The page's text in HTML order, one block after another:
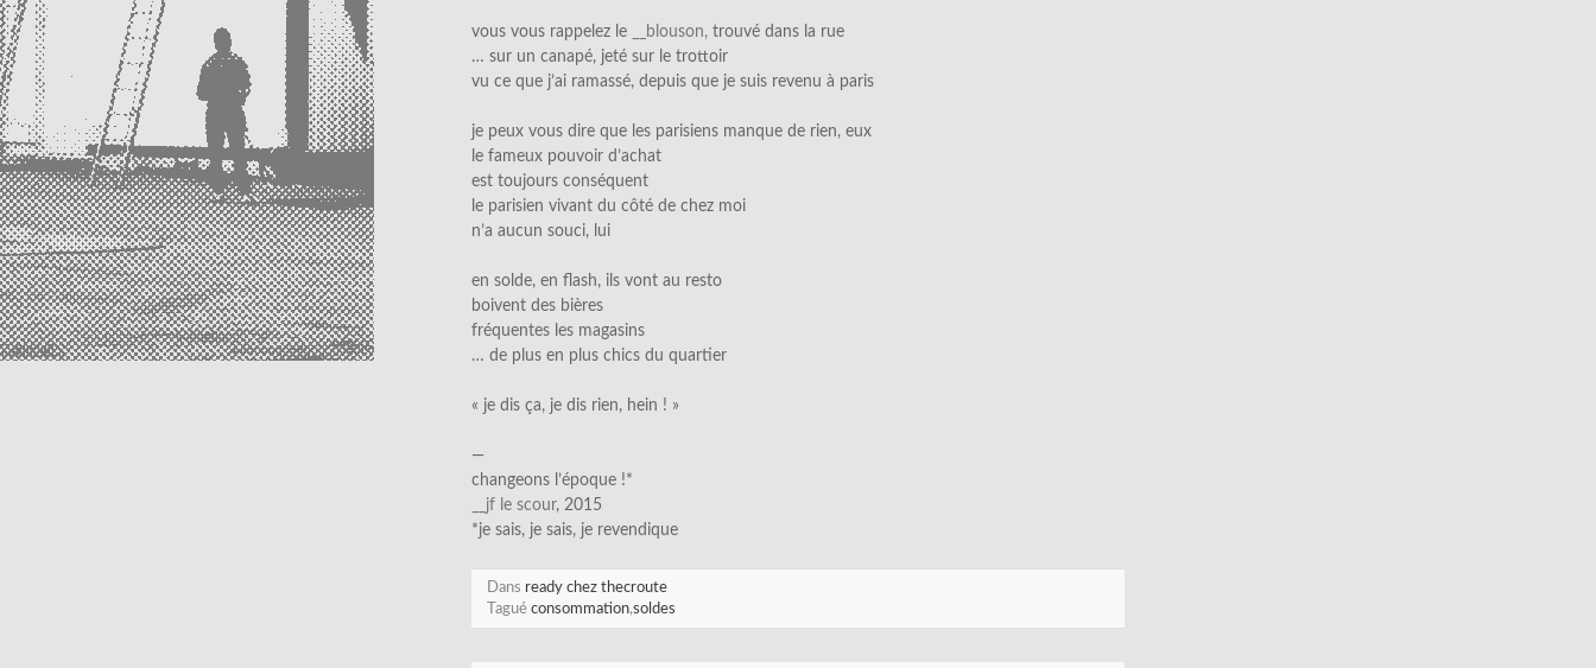
vous vous rappelez le __blouson, trouvé dans la rue
… sur un canapé, jeté sur le trottoir
vu ce que j’ai ramassé, depuis que je suis revenu à paris
je peux vous dire que les parisiens manque de rien, eux
le fameux pouvoir d’achat
est toujours conséquent
le parisien vivant du côté de chez moi
n’a aucun souci, lui
en solde, en flash, ils vont au resto
boivent des bières
fréquentes les magasins
… de plus en plus chics du quartier
« je dis ça, je dis rien, hein ! »
—
changeons l’époque !*
__jf le scour, 2015
*je sais, je sais, je revendique
Dans ready chez thecroute
Tagué consommation,soldes